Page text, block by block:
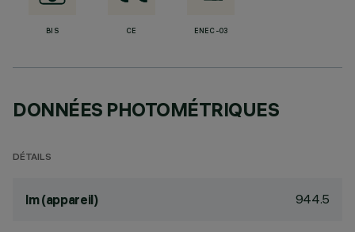
BIS CE ENEC-03
DONNÉES PHOTOMÉTRIQUES
DÉTAILS
lm (appareil) 944.5